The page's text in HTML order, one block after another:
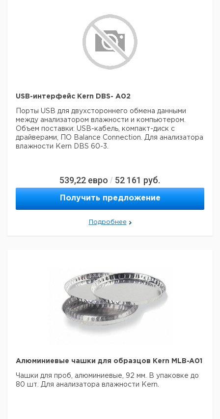
USB-интерфейс Kern DBS- A02
Порты USB для двухстороннего обмена данными
между анализатором влажности и компьютером.
Объем поставки: USB-кабель, компакт-диск с
драйверами, ПО Balance Connection.
Для анализатора
влажности Kern DBS 60-3.
539,22 евро / 52 161 руб.
Получить предложение
Подробнее
Алюминиевые чашки для образцов Kern MLB-A01
Чашки для проб, алюминиевые, 92 мм. В упаковке до
80 шт.
Для анализатора влажности Kern.